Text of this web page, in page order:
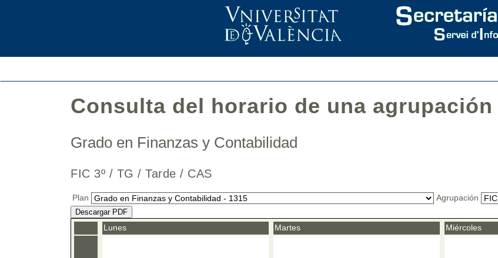
Consulta del horario de una agrupación
Grado en Finanzas y Contabilidad
FIC 3º / TG / Tarde / CAS
Plan Agrupación
Descargar PDF
Lunes Martes Miércoles